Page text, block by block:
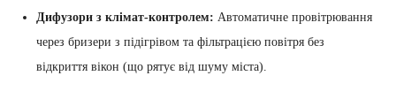
Дифузори з клімат-контролем: Автоматичне провітрювання
через бризери з підігрівом та фільтрацією повітря без
відкриття вікон (що рятує від шуму міста).